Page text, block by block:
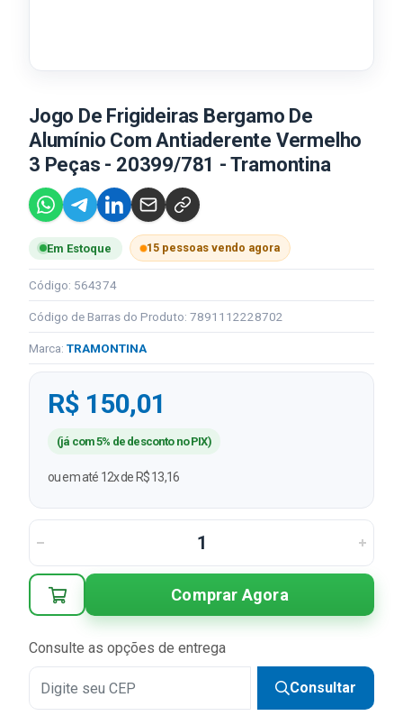
Jogo De Frigideiras Bergamo De
Alumínio Com Antiaderente Vermelho
3 Peças - 20399/781 - Tramontina
Em Estoque 15 pessoas vendo agora
Código: 564374
Código de Barras do Produto: 7891112228702
Marca: TRAMONTINA
R$ 150,01
(já com 5% de desconto no PIX)
ou em até 12x de R$ 13,16
Comprar Agora
Consulte as opções de entrega
Consultar